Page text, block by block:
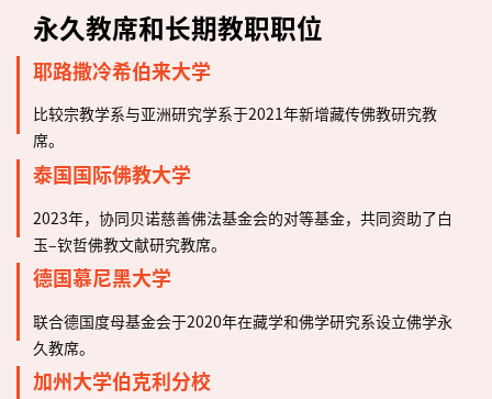
永久教席和长期教职职位
耶路撒冷希伯来大学
比较宗教学系与亚洲研究学系于2021年新增藏传佛教研究教
席。
泰国国际佛教大学
2023年，协同贝诺慈善佛法基金会的对等基金，共同资助了白
玉–钦哲佛教文献研究教席。
德国慕尼黑大学
联合德国度母基金会于2020年在藏学和佛学研究系设立佛学永
久教席。
加州大学伯克利分校